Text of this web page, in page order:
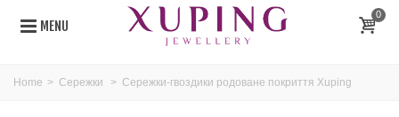
MENU
0
Home > Сережки > Сережки-гвоздики родоване покриття Xuping